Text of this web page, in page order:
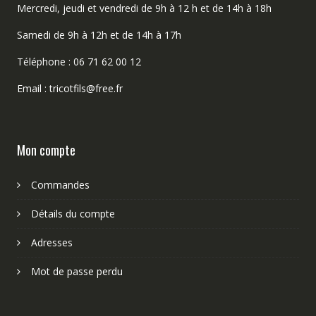
Mercredi, jeudi et vendredi de 9h à 12 h et de 14h à 18h
Samedi de 9h à 12h et de 14h à 17h
Téléphone : 06 71 62 00 12
Email : tricotfils@free.fr
Mon compte
Commandes
Détails du compte
Adresses
Mot de passe perdu